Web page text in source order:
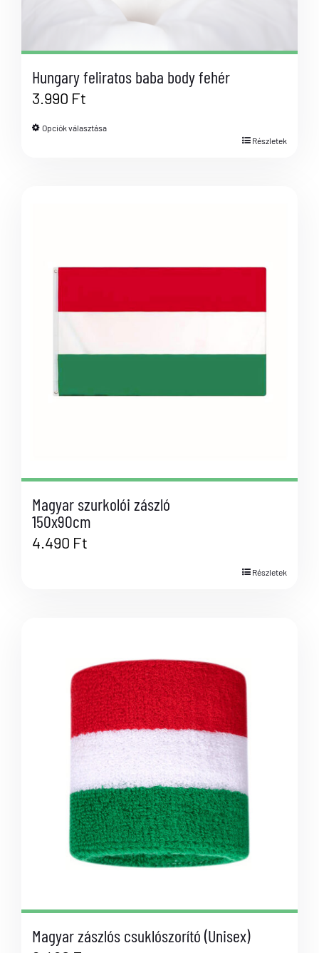
Hungary feliratos baba body fehér
3.990 Ft
Opciók választása
Részletek
Magyar szurkolói zászló
150x90cm
4.490 Ft
Részletek
Magyar zászlós csuklószorító (Unisex)